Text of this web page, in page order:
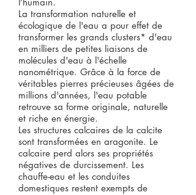
La transformation naturelle et
écologique de l'eau a pour effet de
transformer les grands clusters* d'eau
en milliers de petites liaisons de
molécules d'eau à l'échelle
nanométrique. Grâce à la force de
véritables pierres précieuses âgées de
millions d'années, l'eau potable
retrouve sa forme originale, naturelle
et riche en énergie.
Les structures calcaires de la calcite
sont transformées en aragonite. Le
calcaire perd alors ses propriétés
négatives de durcissement. Les
chauffe-eau et les conduites
domestiques restent exempts de